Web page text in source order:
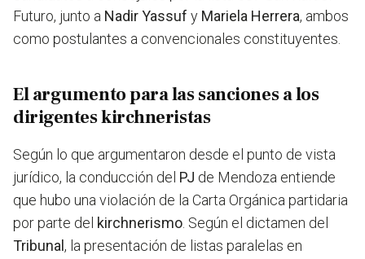
Futuro, junto a Nadir Yassuf y Mariela Herrera, ambos
como postulantes a convencionales constituyentes.
El argumento para las sanciones a los
dirigentes kirchneristas
Según lo que argumentaron desde el punto de vista
jurídico, la conducción del PJ de Mendoza entiende
que hubo una violación de la Carta Orgánica partidaria
por parte del kirchnerismo . Según el dictamen del
Tribunal , la presentación de listas paralelas en